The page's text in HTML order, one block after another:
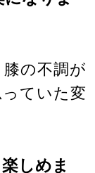
の不調が
ていた変
しめま